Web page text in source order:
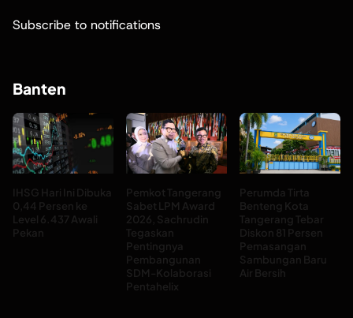
Subscribe to notifications
Banten
IHSG Hari Ini Dibuka
0,44 Persen ke
Level 6.437 Awali
Pekan
Pemkot Tangerang
Sabet LPM Award
2026, Sachrudin
Tegaskan
Pentingnya
Pembangunan
SDM-Kolaborasi
Pentahelix
Perumda Tirta
Benteng Kota
Tangerang Tebar
Diskon 81 Persen
Pemasangan
Sambungan Baru
Air Bersih